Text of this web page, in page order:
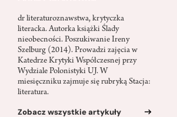
dr literaturoznawstwa, krytyczka
literacka. Autorka książki Ślady
nieobecności. Poszukiwanie Ireny
Szelburg (2014). Prowadzi zajęcia w
Katedrze Krytyki Współczesnej przy
Wydziale Polonistyki UJ. W
miesięczniku zajmuje się rubryką Stacja:
literatura.
Zobacz wszystkie artykuły